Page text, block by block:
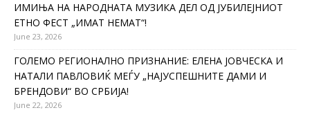
ИМИЊА НА НАРОДНАТА МУЗИКА ДЕЛ ОД ЈУБИЛЕЈНИОТ
ЕТНО ФЕСТ „ИМАТ НЕМАТ“!
June 23, 2026
ГОЛЕМО РЕГИОНАЛНО ПРИЗНАНИЕ: ЕЛЕНА ЈОВЧЕСКА И
НАТАЛИ ПАВЛОВИЌ МЕЃУ „НАЈУСПЕШНИТЕ ДАМИ И
БРЕНДОВИ“ ВО СРБИЈА!
June 22, 2026